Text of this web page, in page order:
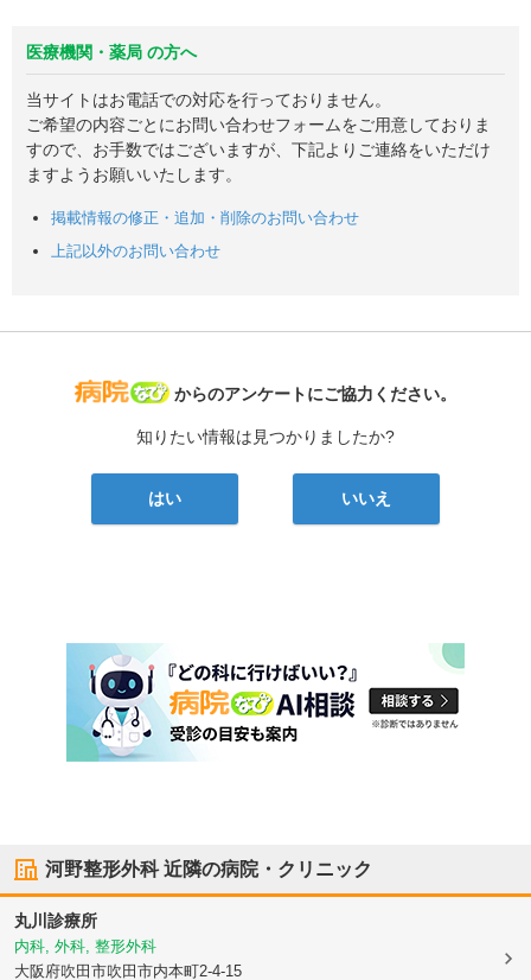
医療機関・薬局 の方へ
当サイトはお電話での対応を行っておりません。
ご希望の内容ごとにお問い合わせフォームをご用意しておりま
すので、お手数ではございますが、下記よりご連絡をいただけ
ますようお願いいたします。
掲載情報の修正・追加・削除のお問い合わせ
上記以外のお問い合わせ
病院なび
からのアンケートにご協力ください。
知りたい情報は見つかりましたか?
はい いいえ
河野整形外科近隣の病院・クリニック
丸川診療所
内科, 外科, 整形外科
大阪府吹田市吹田市内本町2-4-15